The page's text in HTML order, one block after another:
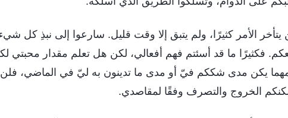
يتأخر الأمر كثيرًا، ولم يتبق إلا وقت قليل. سارعوا إلى نبذِ كل
فكثيرًا ما قد أسئتم فهم أفعالي، لكن هل تعلم مقدار محبتي
يكن مدى شككم فيّ أو مدى ما تدينون به ليّ في الماضي،
الخروج والتصرف وفقًا لمقاصدي.